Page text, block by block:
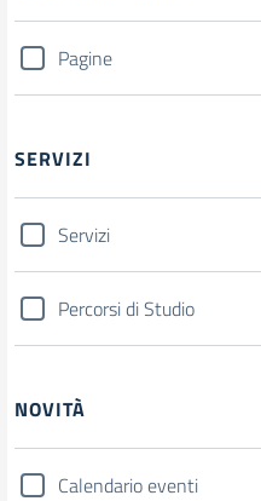
Pagine
SERVIZI
Servizi
Percorsi di Studio
NOVITÀ
Calendario eventi